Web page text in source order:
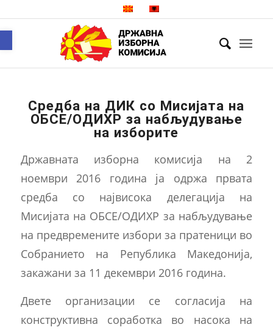
Средба на ДИК со Мисијата на
ОБСЕ/ОДИХР за набљудување
на изборите
Државната изборна комисија на 2
ноември 2016 година ја одржа првата
средба со највисока делегација на
Мисијата на ОБСЕ/ОДИХР за набљудување
на предвремените избори за пратеници во
Собранието на Република Македонија,
закажани за 11 декември 2016 година.
Двете организации се согласија на
конструктивна соработка во насока на
Open toolbar